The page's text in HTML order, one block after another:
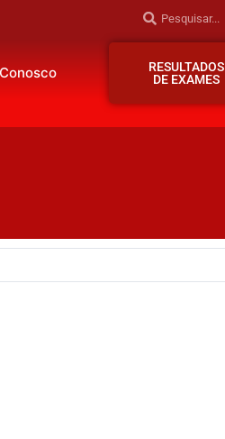
RESULTADOS
DE EXAMES